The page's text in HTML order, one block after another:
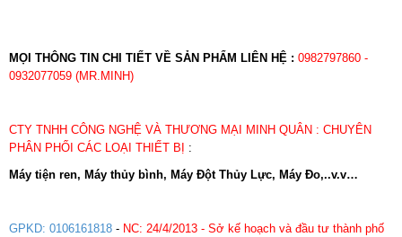
MỌI THÔNG TIN CHI TIẾT VỀ SẢN PHẨM LIÊN HỆ : 0982797860 -
0932077059 (MR.MINH)
CTY TNHH CÔNG NGHỆ VÀ THƯƠNG MẠI MINH QUÂN : CHUYÊN
PHÂN PHỐI CÁC LOẠI THIẾT BỊ
:
Máy tiện ren, Máy thủy bình, Máy Đột Thủy Lực, Máy Đo,..v.v…
GPKD: 0106161818 - NC: 24/4/2013 - Sở kế hoạch và đầu tư thành phố